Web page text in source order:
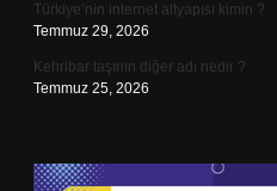
Türkiye’nin internet altyapısı kimin ?
Temmuz 29, 2026
Kehribar taşının diğer adı nedir ?
Temmuz 25, 2026